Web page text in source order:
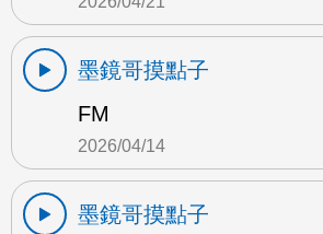
墨鏡哥摸點子
FM
2026/04/14
墨鏡哥摸點子